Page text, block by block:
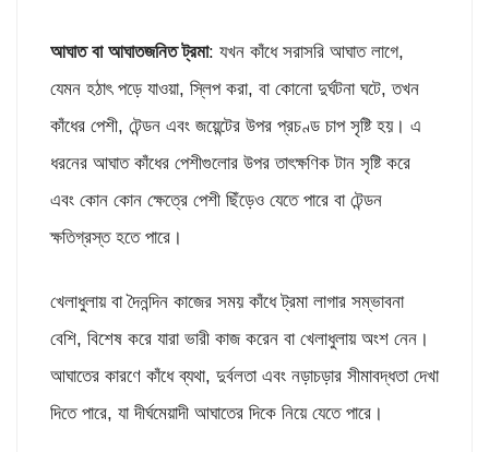
আঘাত বা আঘাতজনিত ট্রমা: যখন কাঁধে সরাসরি আঘাত লাগে,
যেমন হঠাৎ পড়ে যাওয়া, স্লিপ করা, বা কোনো দুর্ঘটনা ঘটে, তখন
কাঁধের পেশী, টেন্ডন এবং জয়েন্টের উপর প্রচণ্ড চাপ সৃষ্টি হয়। এ
ধরনের আঘাত কাঁধের পেশীগুলোর উপর তাৎক্ষণিক টান সৃষ্টি করে
এবং কোন কোন ক্ষেত্রে পেশী ছিঁড়েও যেতে পারে বা টেন্ডন
ক্ষতিগ্রস্ত হতে পারে।
খেলাধুলায় বা দৈনন্দিন কাজের সময় কাঁধে ট্রমা লাগার সম্ভাবনা
বেশি, বিশেষ করে যারা ভারী কাজ করেন বা খেলাধুলায় অংশ নেন।
আঘাতের কারণে কাঁধে ব্যথা, দুর্বলতা এবং নড়াচড়ার সীমাবদ্ধতা দেখা
দিতে পারে, যা দীর্ঘমেয়াদী আঘাতের দিকে নিয়ে যেতে পারে।